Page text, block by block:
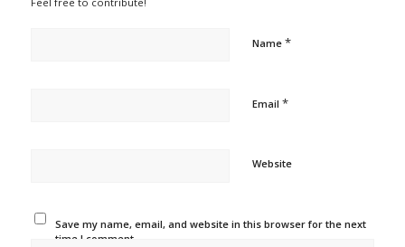
Name *
Email *
Website
Save my name, email, and website in this browser for the next
time I comment.